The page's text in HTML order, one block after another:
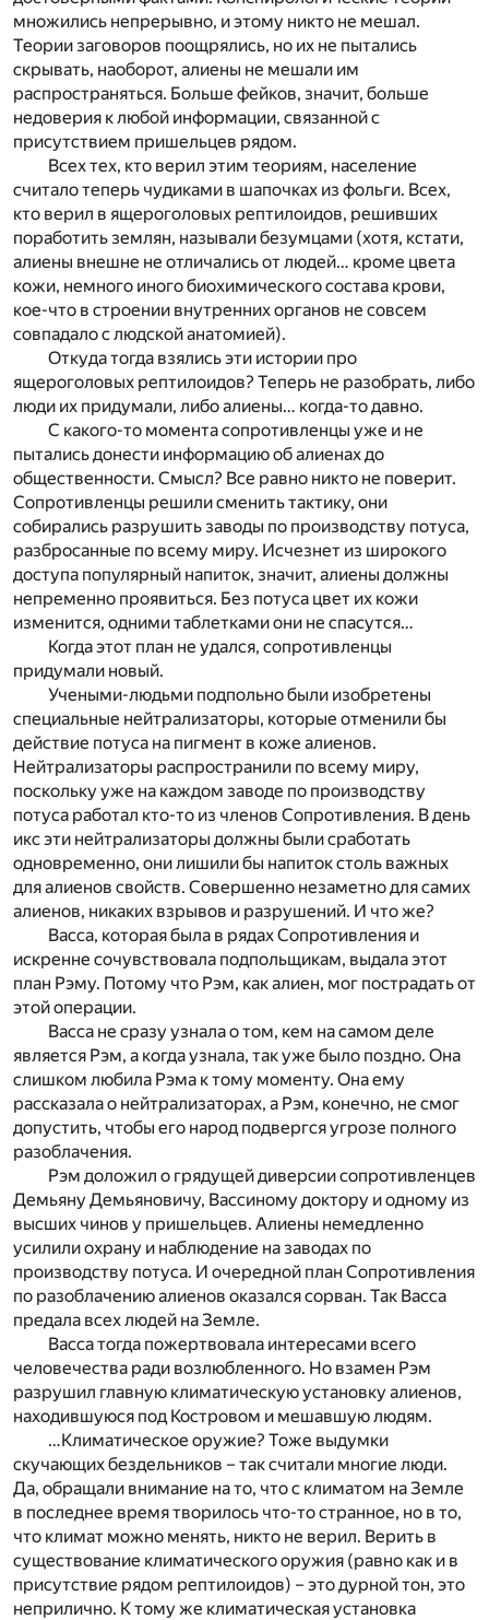
множились непрерывно, и этому никто не мешал.
Теории заговоров поощрялись, но их не пытались
скрывать, наоборот, алиены не мешали им
распространяться. Больше фейков, значит, больше
недоверия к любой информации, связанной с
присутствием пришельцев рядом.
Всех тех, кто верил этим теориям, население
считало теперь чудиками в шапочках из фольги. Всех,
кто верил в ящероголовых рептилоидов, решивших
поработить землян, называли безумцами (хотя, кстати,
алиены внешне не отличались от людей… кроме цвета
кожи, немного иного биохимического состава крови,
кое-что в строении внутренних органов не совсем
совпадало с людской анатомией).
Откуда тогда взялись эти истории про
ящероголовых рептилоидов? Теперь не разобрать, либо
люди их придумали, либо алиены… когда-то давно.
С какого-то момента сопротивленцы уже и не
пытались донести информацию об алиенах до
общественности. Смысл? Все равно никто не поверит.
Сопротивленцы решили сменить тактику, они
собирались разрушить заводы по производству потуса,
разбросанные по всему миру. Исчезнет из широкого
доступа популярный напиток, значит, алиены должны
непременно проявиться. Без потуса цвет их кожи
изменится, одними таблетками они не спасутся…
Когда этот план не удался, сопротивленцы
придумали новый.
Учеными-людьми подпольно были изобретены
специальные нейтрализаторы, которые отменили бы
действие потуса на пигмент в коже алиенов.
Нейтрализаторы распространили по всему миру,
поскольку уже на каждом заводе по производству
потуса работал кто-то из членов Сопротивления. В день
икс эти нейтрализаторы должны были сработать
одновременно, они лишили бы напиток столь важных
для алиенов свойств. Совершенно незаметно для самих
алиенов, никаких взрывов и разрушений. И что же?
Васса, которая была в рядах Сопротивления и
искренне сочувствовала подпольщикам, выдала этот
план Рэму. Потому что Рэм, как алиен, мог пострадать от
этой операции.
Васса не сразу узнала о том, кем на самом деле
является Рэм, а когда узнала, так уже было поздно. Она
слишком любила Рэма к тому моменту. Она ему
рассказала о нейтрализаторах, а Рэм, конечно, не смог
допустить, чтобы его народ подвергся угрозе полного
разоблачения.
Рэм доложил о грядущей диверсии сопротивленцев
Демьяну Демьяновичу, Вассиному доктору и одному из
высших чинов у пришельцев. Алиены немедленно
усилили охрану и наблюдение на заводах по
производству потуса. И очередной план Сопротивления
по разоблачению алиенов оказался сорван. Так Васса
предала всех людей на Земле.
Васса тогда пожертвовала интересами всего
человечества ради возлюбленного. Но взамен Рэм
разрушил главную климатическую установку алиенов,
находившуюся под Костровом и мешавшую людям.
…Климатическое оружие? Тоже выдумки
скучающих бездельников – так считали многие люди.
Да, обращали внимание на то, что с климатом на Земле
в последнее время творилось что-то странное, но в то,
что климат можно менять, никто не верил. Верить в
существование климатического оружия (равно как и в
присутствие рядом рептилоидов) – это дурной тон, это
неприлично. К тому же климатическая установка